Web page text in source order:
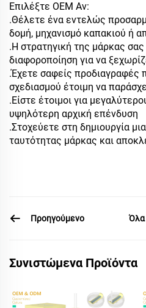
Επιλέξτε OEM Αν:
.Θέλετε ένα εντελώς
δομή, μηχανισμό καπακιού ή
.Η στρατηγική της μάρκας
διαφοροποίηση για να
.Έχετε σαφείς προδιαγραφές
σχεδιασμού έτοιμη να
.Είστε έτοιμοι για
υψηλότερη αρχική επένδυση
.Στοχεύετε στη δημιουργία
ταυτότητας μάρκας και
Προηγούμενο Όλα
Συνιστώμενα Προϊόντα